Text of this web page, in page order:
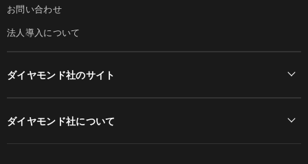
お問い合わせ
法人導入について
ダイヤモンド社のサイト
ダイヤモンド社について